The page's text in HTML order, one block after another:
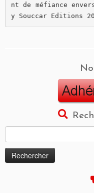
nt de méfiance
y Souccar Editions